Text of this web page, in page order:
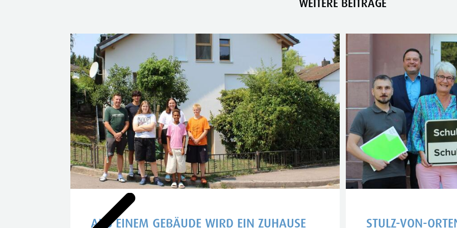
WEITERE BEITRÄGE
AUS EINEM GEBÄUDE WIRD EIN ZUHAUSE STULZ-VON-